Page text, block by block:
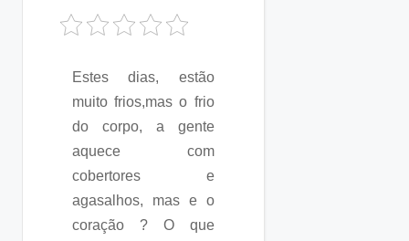
Estes dias, estão
muito frios,mas o frio
do corpo, a gente
aquece com
cobertores e
agasalhos, mas e o
coração ? O que